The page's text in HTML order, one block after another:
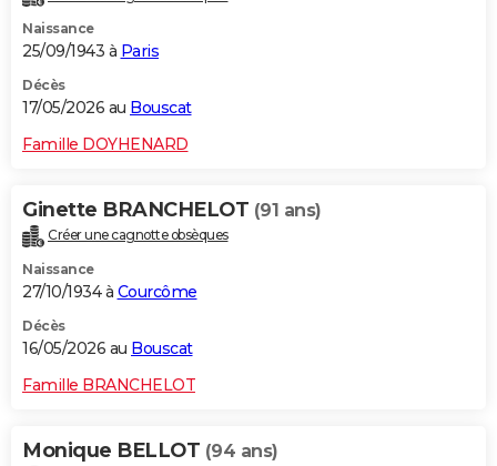
Naissance
25/09/1943 à Paris
Décès
17/05/2026 au Bouscat
Famille DOYHENARD
Ginette BRANCHELOT (91 ans)
Créer une cagnotte obsèques
Naissance
27/10/1934 à Courcôme
Décès
16/05/2026 au Bouscat
Famille BRANCHELOT
Monique BELLOT (94 ans)